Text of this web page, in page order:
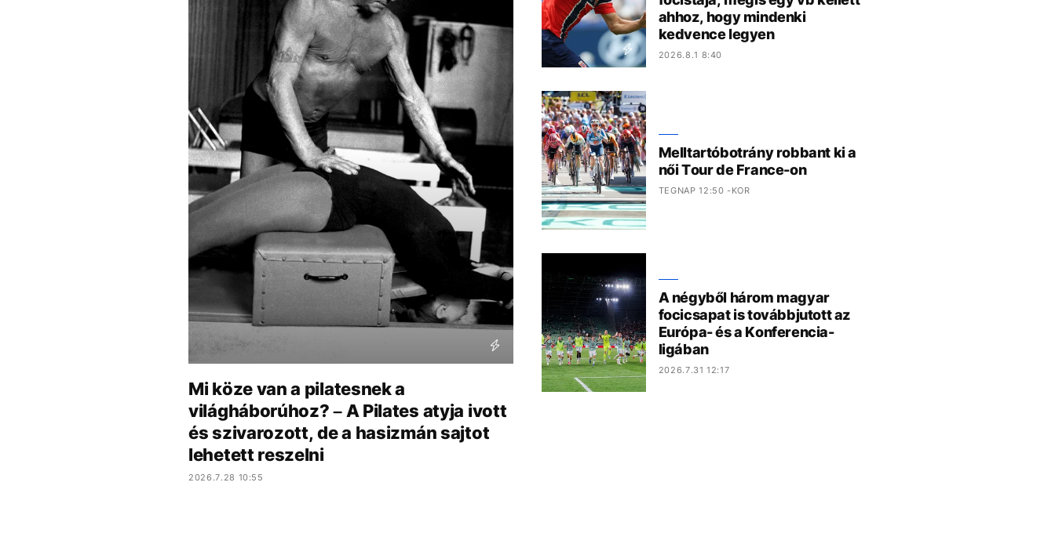
Mi köze van a pilatesnek a
világháborúhoz? – A Pilates atyja ivott
és szivarozott, de a hasizmán sajtot
lehetett reszelni
2026.7.28 10:55
ahhoz, hogy mindenki
kedvence legyen
2026.8.1 8:40
Melltartóbotrány robbant ki a
női Tour de France-on
TEGNAP 12:50 -KOR
A négyből három magyar
focicsapat is továbbjutott az
Európa- és a Konferencia-
ligában
2026.7.31 12:17